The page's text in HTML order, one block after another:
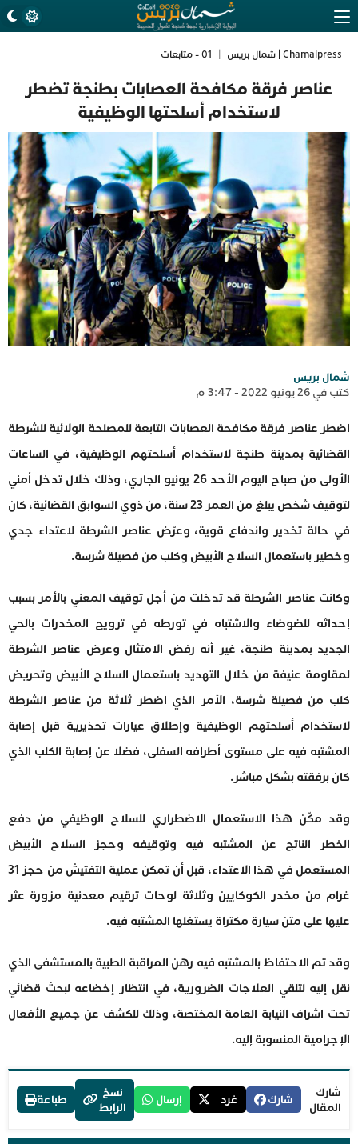
Chamalpress | شمال بريس 01 - متابعات
عناصر فرقة مكافحة العصابات بطنجة تضطر
لاستخدام أسلحتها الوظيفية
شمال بريس
كتب في 26 يونيو 2022 - 3:47 م
اضطر عناصر فرقة مكافحة العصابات التابعة للمصلحة الولائية للشرطة
القضائية بمدينة طنجة لاستخدام أسلحتهم الوظيفية، في الساعات
الأولى من صباح اليوم الأحد 26 يونيو الجاري، وذلك خلال تدخل أمني
لتوقيف شخص يبلغ من العمر 23 سنة، من ذوي السوابق القضائية، كان
في حالة تخدير واندفاع قوية، وعرّض عناصر الشرطة لاعتداء جدي
وخطير باستعمال السلاح الأبيض وكلب من فصيلة شرسة.
وكانت عناصر الشرطة قد تدخلت من أجل توقيف المعني بالأمر بسبب
إحداثه للضوضاء والاشتباه في تورطه في ترويج المخدرات بالحي
الجديد بمدينة طنجة، غير أنه رفض الامتثال وعرض عناصر الشرطة
لمقاومة عنيفة من خلال التهديد باستعمال السلاح الأبيض وتحريض
كلب من فصيلة شرسة، الأمر الذي اضطر ثلاثة من عناصر الشرطة
لاستخدام أسلحتهم الوظيفية وإطلاق عيارات تحذيرية قبل إصابة
المشتبه فيه على مستوى أطرافه السفلى، فضلا عن إصابة الكلب الذي
كان برفقته بشكل مباشر.
وقد مكّن هذا الاستعمال الاضطراري للسلاح الوظيفي من دفع
الخطر الناتج عن المشتبه فيه وتوقيفه وحجز السلاح الأبيض
المستعمل في هذا الاعتداء، قبل أن تمكن عملية التفتيش من حجز 31
غرام من مخدر الكوكايين وثلاثة لوحات ترقيم معدنية مزورة عثر
عليها على متن سيارة مكتراة يستغلها المشتبه فيه.
وقد تم الاحتفاظ بالمشتبه فيه رهن المراقبة الطبية بالمستشفى الذي
نقل إليه لتلقي العلاجات الضرورية، في انتظار إخضاعه لبحث قضائي
تحت اشراف النيابة العامة المختصة، وذلك للكشف عن جميع الأفعال
الإجرامية المنسوبة إليه.
شارك
المقال
شارك غرد إرسال
نسخ
الرابط
طباعة